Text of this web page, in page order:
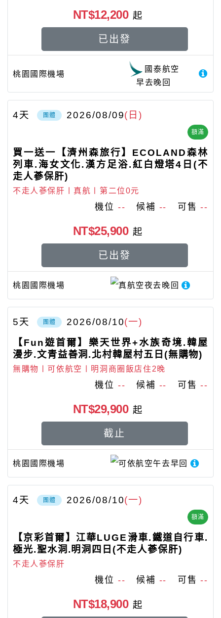
桃園國際機場
國泰航空
早去晚回
NT$12,200 起
已出發
額滿
團體 2026/08/09(日)
4天
買一送一【濟州森旅行】ECOLAND森林
列車.海女文化.漢方足浴.紅白燈塔4日(不
走人蔘保肝)
機位 -- 候補 -- 可售--
不走人蔘保肝〡真航〡第二位0元
桃園國際機場 真航空夜去晚回
NT$25,900 起
已出發
團體 2026/08/10(一)
5天
【Fun遊首爾】樂天世界+水族奇境.韓屋
漫步.文青益善洞.北村韓屋村五日(無購物)
機位 -- 候補 -- 可售--
無購物〡可依航空〡明洞商圈飯店住2晚
桃園國際機場 可依航空午去早回
NT$29,900 起
截止
額滿
團體 2026/08/10(一)
4天
【京彩首爾】江華LUGE滑車.鐵道自行車.
極光.聖水洞.明洞四日(不走人蔘保肝)
機位 -- 候補 -- 可售--
不走人蔘保肝
NT$18,900 起